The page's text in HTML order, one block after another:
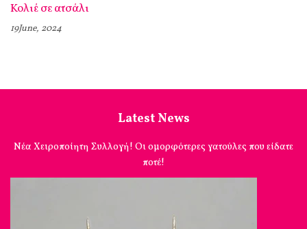
Κολιέ σε ατσάλι
19June, 2024
Latest News
Νέα Χειροποίητη Συλλογή! Οι ομορφότερες γατούλες που είδατε
ποτέ!